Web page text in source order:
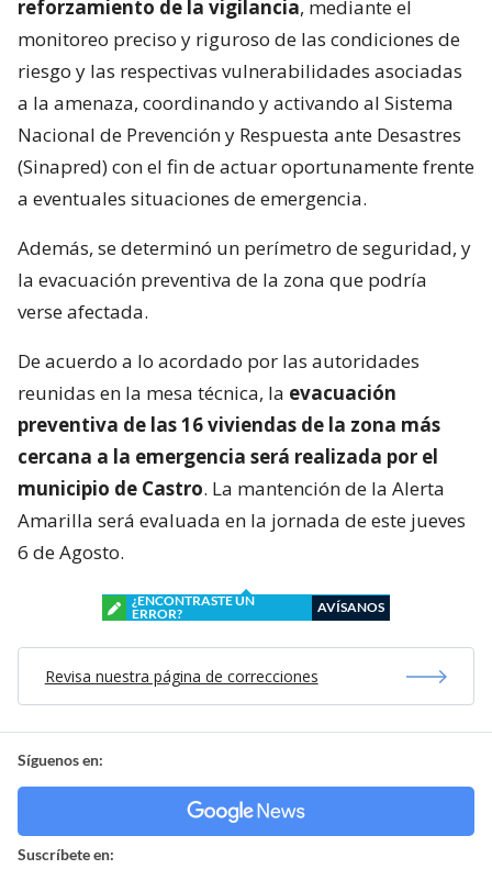
reforzamiento de la vigilancia, mediante el
monitoreo preciso y riguroso de las condiciones de
riesgo y las respectivas vulnerabilidades asociadas
a la amenaza, coordinando y activando al Sistema
Nacional de Prevención y Respuesta ante Desastres
(Sinapred) con el fin de actuar oportunamente frente
a eventuales situaciones de emergencia.
Además, se determinó un perímetro de seguridad, y
la evacuación preventiva de la zona que podría
verse afectada.
De acuerdo a lo acordado por las autoridades
reunidas en la mesa técnica, la evacuación
preventiva de las 16 viviendas de la zona más
cercana a la emergencia será realizada por el
municipio de Castro. La mantención de la Alerta
Amarilla será evaluada en la jornada de este jueves
6 de Agosto.
¿ENCONTRASTE UN
ERROR?
AVÍSANOS
Revisa nuestra página de correcciones
Síguenos en:
Suscríbete en: